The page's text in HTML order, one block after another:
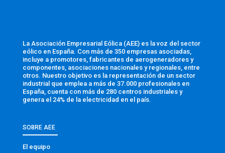
La Asociación Empresarial Eólica (AEE) es la voz del sector
eólico en España. Con más de 350 empresas asociadas,
incluye a promotores, fabricantes de aerogeneradores y
componentes, asociaciones nacionales y regionales, entre
otros. Nuestro objetivo es la representación de un sector
industrial que emplea a más de 37.000 profesionales en
España, cuenta con más de 280 centros industriales y
genera el 24% de la electricidad en el país.
SOBRE AEE
El equipo